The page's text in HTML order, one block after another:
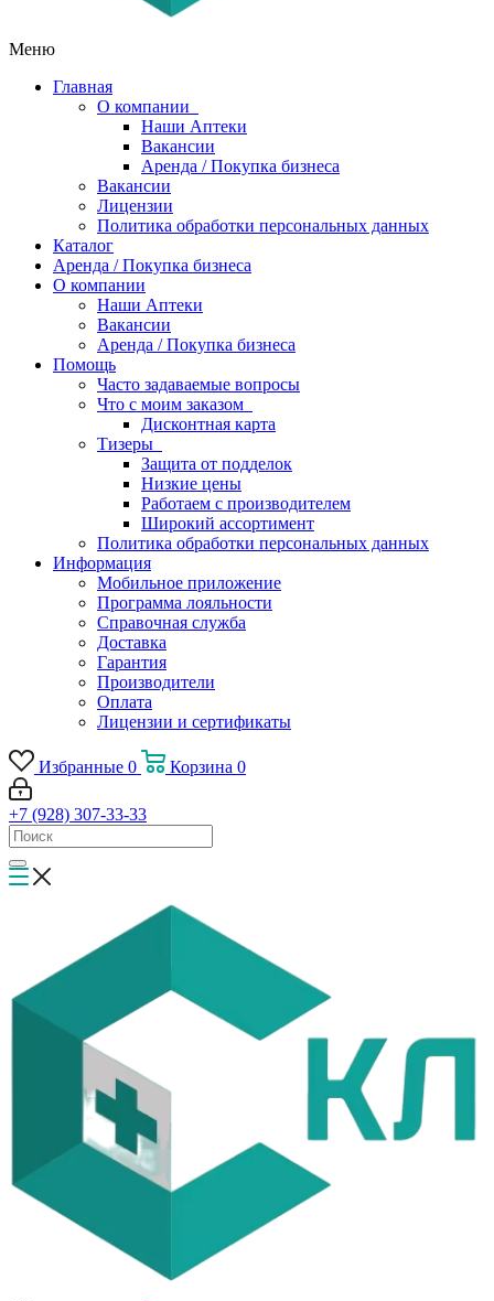
Меню
Главная
О компании
Наши Аптеки
Вакансии
Аренда / Покупка бизнеса
Вакансии
Лицензии
Политика обработки персональных данных
Каталог
Аренда / Покупка бизнеса
О компании
Наши Аптеки
Вакансии
Аренда / Покупка бизнеса
Помощь
Часто задаваемые вопросы
Что с моим заказом
Дисконтная карта
Тизеры
Защита от подделок
Низкие цены
Работаем с производителем
Широкий ассортимент
Политика обработки персональных данных
Информация
Мобильное приложение
Программа лояльности
Справочная служба
Доставка
Гарантия
Производители
Оплата
Лицензии и сертификаты
Избранные 0 Корзина 0
+7 (928) 307-33-33